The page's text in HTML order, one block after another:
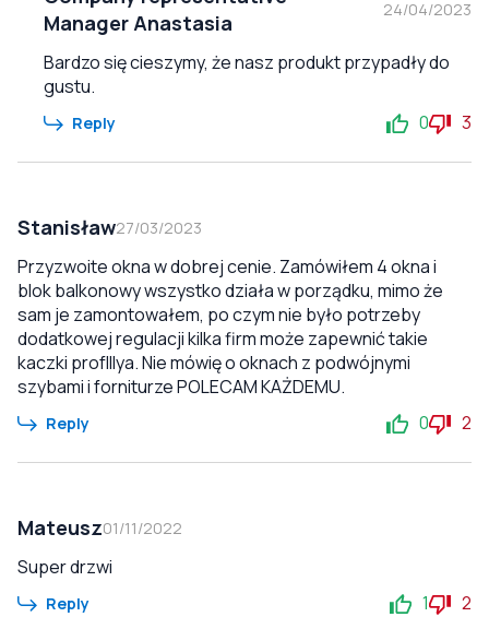
Manager Anastasia
24/04/2023
Bardzo się cieszymy, że nasz produkt przypadły do
gustu.
Reply 0 3
Stanisław27/03/2023
Przyzwoite okna w dobrej cenie. Zamówiłem 4 okna i
blok balkonowy wszystko działa w porządku, mimo że
sam je zamontowałem, po czym nie było potrzeby
dodatkowej regulacji kilka firm może zapewnić takie
kaczki profIllya. Nie mówię o oknach z podwójnymi
szybami i forniturze POLECAM KAŻDEMU.
Reply 0 2
Mateusz01/11/2022
Super drzwi
Reply 1 2